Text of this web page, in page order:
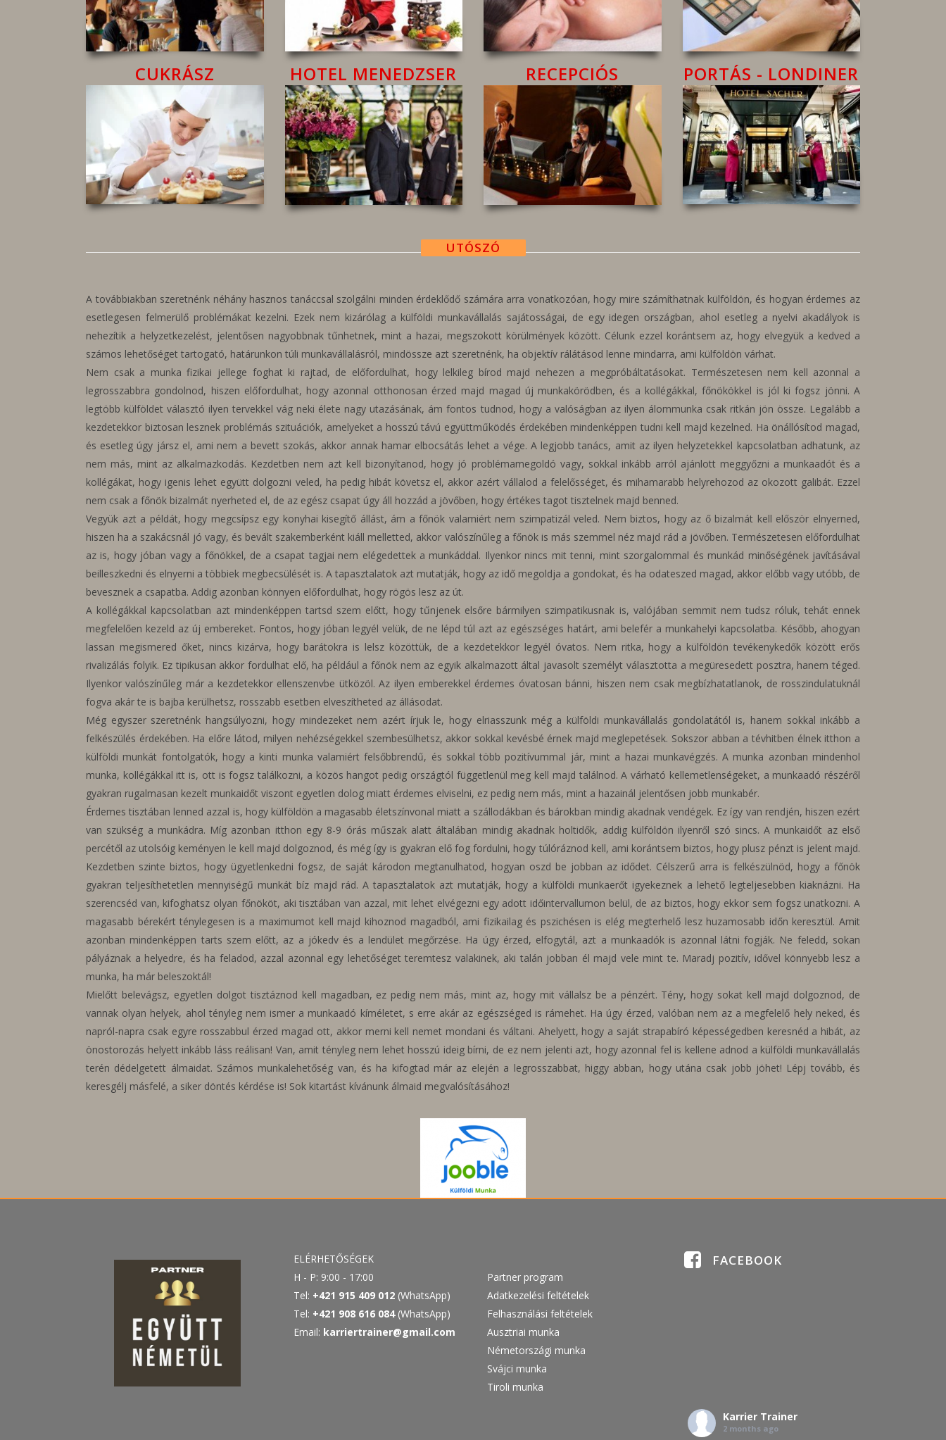
CUKRÁSZ HOTEL MENEDZSER RECEPCIÓS PORTÁS - LONDINER
UTÓSZÓ
A továbbiakban szeretnénk néhány hasznos tanáccsal szolgálni minden érdeklődő számára arra vonatkozóan, hogy mire számíthatnak külföldön, és hogyan érdemes az
esetlegesen felmerülő problémákat kezelni. Ezek nem kizárólag a külföldi munkavállalás sajátosságai, de egy idegen országban, ahol esetleg a nyelvi akadályok is
nehezítik a helyzetkezelést, jelentősen nagyobbnak tűnhetnek, mint a hazai, megszokott körülmények között. Célunk ezzel korántsem az, hogy elvegyük a kedved a
számos lehetőséget tartogató, határunkon túli munkavállalásról, mindössze azt szeretnénk, ha objektív rálátásod lenne mindarra, ami külföldön várhat.
Nem csak a munka fizikai jellege foghat ki rajtad, de előfordulhat, hogy lelkileg bírod majd nehezen a megpróbáltatásokat. Természetesen nem kell azonnal a
legrosszabbra gondolnod, hiszen előfordulhat, hogy azonnal otthonosan érzed majd magad új munkakörödben, és a kollégákkal, főnökökkel is jól ki fogsz jönni. A
legtöbb külföldet választó ilyen tervekkel vág neki élete nagy utazásának, ám fontos tudnod, hogy a valóságban az ilyen álommunka csak ritkán jön össze. Legalább a
kezdetekkor biztosan lesznek problémás szituációk, amelyeket a hosszú távú együttműködés érdekében mindenképpen tudni kell majd kezelned. Ha önállósítod magad,
és esetleg úgy jársz el, ami nem a bevett szokás, akkor annak hamar elbocsátás lehet a vége. A legjobb tanács, amit az ilyen helyzetekkel kapcsolatban adhatunk, az
nem más, mint az alkalmazkodás. Kezdetben nem azt kell bizonyítanod, hogy jó problémamegoldó vagy, sokkal inkább arról ajánlott meggyőzni a munkaadót és a
kollégákat, hogy igenis lehet együtt dolgozni veled, ha pedig hibát követsz el, akkor azért vállalod a felelősséget, és mihamarabb helyrehozod az okozott galibát. Ezzel
nem csak a főnök bizalmát nyerheted el, de az egész csapat úgy áll hozzád a jövőben, hogy értékes tagot tisztelnek majd benned.
Vegyük azt a példát, hogy megcsípsz egy konyhai kisegítő állást, ám a főnök valamiért nem szimpatizál veled. Nem biztos, hogy az ő bizalmát kell először elnyerned,
hiszen ha a szakácsnál jó vagy, és bevált szakemberként kiáll melletted, akkor valószínűleg a főnök is más szemmel néz majd rád a jövőben. Természetesen előfordulhat
az is, hogy jóban vagy a főnökkel, de a csapat tagjai nem elégedettek a munkáddal. Ilyenkor nincs mit tenni, mint szorgalommal és munkád minőségének javításával
beilleszkedni és elnyerni a többiek megbecsülését is. A tapasztalatok azt mutatják, hogy az idő megoldja a gondokat, és ha odateszed magad, akkor előbb vagy utóbb, de
bevesznek a csapatba. Addig azonban könnyen előfordulhat, hogy rögös lesz az út.
A kollégákkal kapcsolatban azt mindenképpen tartsd szem előtt, hogy tűnjenek elsőre bármilyen szimpatikusnak is, valójában semmit nem tudsz róluk, tehát ennek
megfelelően kezeld az új embereket. Fontos, hogy jóban legyél velük, de ne lépd túl azt az egészséges határt, ami belefér a munkahelyi kapcsolatba. Később, ahogyan
lassan megismered őket, nincs kizárva, hogy barátokra is lelsz közöttük, de a kezdetekkor legyél óvatos. Nem ritka, hogy a külföldön tevékenykedők között erős
rivalizálás folyik. Ez tipikusan akkor fordulhat elő, ha például a főnök nem az egyik alkalmazott által javasolt személyt választotta a megüresedett posztra, hanem téged.
Ilyenkor valószínűleg már a kezdetekkor ellenszenvbe ütközöl. Az ilyen emberekkel érdemes óvatosan bánni, hiszen nem csak megbízhatatlanok, de rosszindulatuknál
fogva akár te is bajba kerülhetsz, rosszabb esetben elveszítheted az állásodat.
Még egyszer szeretnénk hangsúlyozni, hogy mindezeket nem azért írjuk le, hogy elriasszunk még a külföldi munkavállalás gondolatától is, hanem sokkal inkább a
felkészülés érdekében. Ha előre látod, milyen nehézségekkel szembesülhetsz, akkor sokkal kevésbé érnek majd meglepetések. Sokszor abban a tévhitben élnek itthon a
külföldi munkát fontolgatók, hogy a kinti munka valamiért felsőbbrendű, és sokkal több pozitívummal jár, mint a hazai munkavégzés. A munka azonban mindenhol
munka, kollégákkal itt is, ott is fogsz találkozni, a közös hangot pedig országtól függetlenül meg kell majd találnod. A várható kellemetlenségeket, a munkaadó részéről
gyakran rugalmasan kezelt munkaidőt viszont egyetlen dolog miatt érdemes elviselni, ez pedig nem más, mint a hazainál jelentősen jobb munkabér.
Érdemes tisztában lenned azzal is, hogy külföldön a magasabb életszínvonal miatt a szállodákban és bárokban mindig akadnak vendégek. Ez így van rendjén, hiszen ezért
van szükség a munkádra. Míg azonban itthon egy 8-9 órás műszak alatt általában mindig akadnak holtidők, addig külföldön ilyenről szó sincs. A munkaidőt az első
percétől az utolsóig keményen le kell majd dolgoznod, és még így is gyakran elő fog fordulni, hogy túlóráznod kell, ami korántsem biztos, hogy plusz pénzt is jelent majd.
Kezdetben szinte biztos, hogy ügyetlenkedni fogsz, de saját károdon megtanulhatod, hogyan oszd be jobban az idődet. Célszerű arra is felkészülnöd, hogy a főnök
gyakran teljesíthetetlen mennyiségű munkát bíz majd rád. A tapasztalatok azt mutatják, hogy a külföldi munkaerőt igyekeznek a lehető legteljesebben kiaknázni. Ha
szerencséd van, kifoghatsz olyan főnököt, aki tisztában van azzal, mit lehet elvégezni egy adott időintervallumon belül, de az biztos, hogy ekkor sem fogsz unatkozni. A
magasabb bérekért ténylegesen is a maximumot kell majd kihoznod magadból, ami fizikailag és pszichésen is elég megterhelő lesz huzamosabb időn keresztül. Amit
azonban mindenképpen tarts szem előtt, az a jókedv és a lendület megőrzése. Ha úgy érzed, elfogytál, azt a munkaadók is azonnal látni fogják. Ne feledd, sokan
pályáznak a helyedre, és ha feladod, azzal azonnal egy lehetőséget teremtesz valakinek, aki talán jobban él majd vele mint te. Maradj pozitív, idővel könnyebb lesz a
munka, ha már beleszoktál!
Mielőtt belevágsz, egyetlen dolgot tisztáznod kell magadban, ez pedig nem más, mint az, hogy mit vállalsz be a pénzért. Tény, hogy sokat kell majd dolgoznod, de
vannak olyan helyek, ahol tényleg nem ismer a munkaadó kíméletet, s erre akár az egészséged is rámehet. Ha úgy érzed, valóban nem az a megfelelő hely neked, és
napról-napra csak egyre rosszabbul érzed magad ott, akkor merni kell nemet mondani és váltani. Ahelyett, hogy a saját strapabíró képességedben keresnéd a hibát, az
önostorozás helyett inkább láss reálisan! Van, amit tényleg nem lehet hosszú ideig bírni, de ez nem jelenti azt, hogy azonnal fel is kellene adnod a külföldi munkavállalás
terén dédelgetett álmaidat. Számos munkalehetőség van, és ha kifogtad már az elején a legrosszabbat, higgy abban, hogy utána csak jobb jöhet! Lépj tovább, és
keresgélj másfelé, a siker döntés kérdése is! Sok kitartást kívánunk álmaid megvalósításához!
ELÉRHETŐSÉGEK
H - P: 9:00 - 17:00
Tel: +421 915 409 012 (WhatsApp)
Tel: +421 908 616 084(WhatsApp)
Email: karriertrainer@gmail.com
Partner program
Adatkezelési feltételek
Felhasználási feltételek
Ausztriai munka
Németországi munka
Svájci munka
Tiroli munka
FACEBOOK
Karrier Trainer
2 months ago